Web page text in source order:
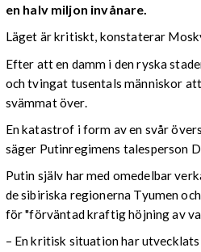
en halv miljon invånare.
Läget är kritiskt, konstaterar
Efter att en damm i den ryska
och tvingat tusentals människor
svämmat över.
En katastrof i form av en svår
säger Putinregimens talesperson
Putin själv har med omedelbar
de sibiriska regionerna Tyumen
för "förväntad kraftig höjning av
– En kritisk situation har